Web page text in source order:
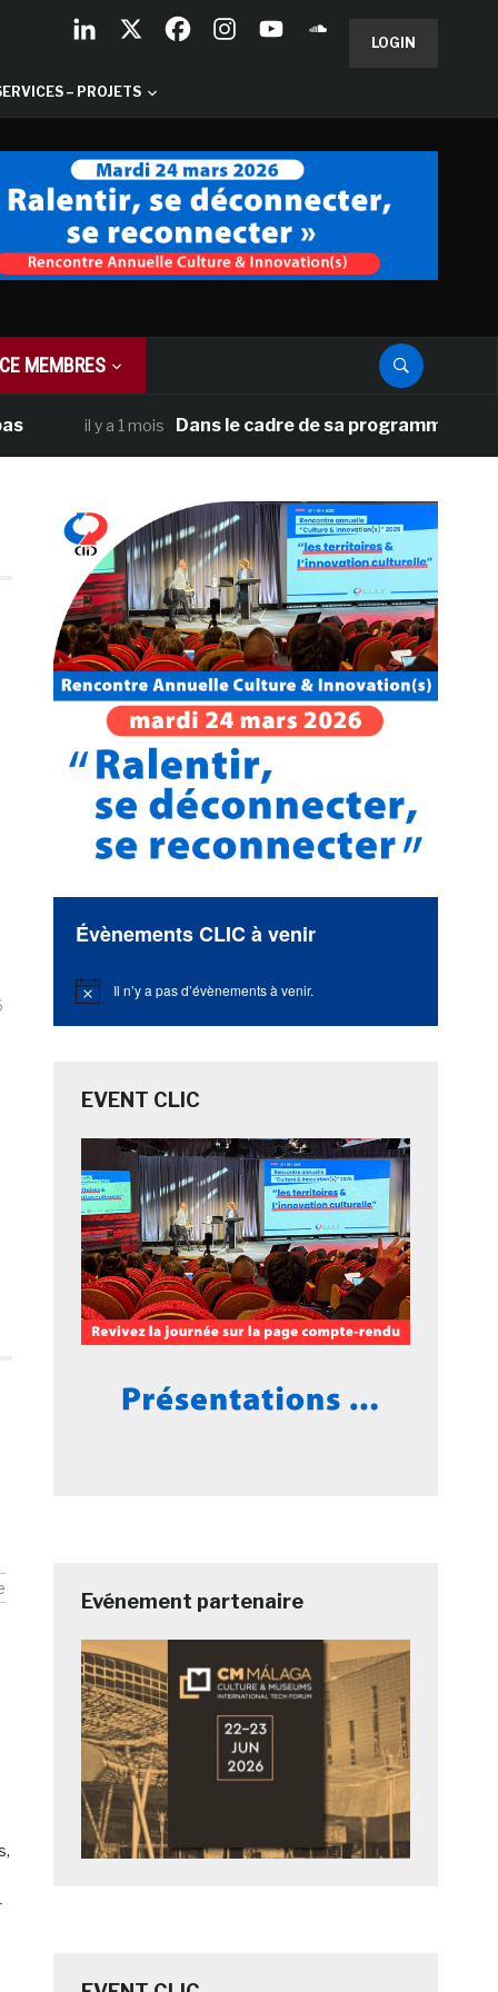
LOGIN
– PROJETS
MEMBRES
il y a 1 mois Dans le cadre de sa programmation
Évènements CLIC à venir
Notice Il n’y a pas d’évènements à venir.
EVENT CLIC
Evénement partenaire